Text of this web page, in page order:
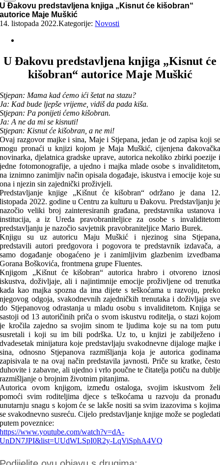
U Đakovu predstavljena knjiga „Kisnut će kišobran“
autorice Maje Muškić
14. listopada 2022.Kategorije:Novosti
U Đakovu predstavljena knjiga „Kisnut će
kišobran“ autorice Maje Muškić
Stjepan: Mama kad ćemo ići šetat na stazu?
Ja: Kad bude ljepše vrijeme, vidiš da pada kiša.
Stjepan: Pa ponijeti ćemo kišobran.
Ja: A ne da mi se kisnuti!
Stjepan: Kisnut će kišobran, a ne mi!
Ovaj razgovor majke i sina, Maje i Stjepana, jedan je od zapisa koji se
mogu pronaći u knjizi kojom je Maja Muškić, cijenjena đakovačka
novinarka, djelatnica gradske uprave, autorica nekoliko zbirki poezije i
jedne fotomonografije, a ujedno i majka mlade osobe s invaliditetom,
na iznimno zanimljiv način opisala događaje, iskustva i emocije koje su
ona i njezin sin zajednički proživjeli.
Predstavljanje knjige „Kišnut će kišobran“ održano je dana 12.
listopada 2022. godine u Centru za kulturu u Đakovu. Predstavljanju je
nazočio veliki broj zainteresiranih građana, predstavnika ustanova i
institucija, a iz Ureda pravobraniteljice za osobe s invaliditetom
predstavljanju je nazočio savjetnik pravobraniteljice Mario Burek.
Knjigu su uz autoricu Maju Muškić i njezinog sina Stjepana,
predstavili autori predgovora i pogovora te predstavnik izdavača, a
samo događanje obogaćeno je i zanimljivim glazbenim izvedbama
Gorana Boškovića, frontmena grupe Fluentes.
Knjigom „Kišnut će kišobran“ autorica hrabro i otvoreno iznosi
iskustva, doživljaje, ali i najintimnije emocije proživljene od trenutka
kada kao majka spozna da ima dijete s teškoćama u razvoju, preko
njegovog odgoja, svakodnevnih zajedničkih trenutaka i doživljaja sve
do Stjepanovog odrastanja u mladu osobu s invaliditetom. Knjiga se
sastoji od 13 autoričinih priča o svom iskustvu roditelja, o stazi kojom
je kročila zajedno sa svojim sinom te ljudima koje su na tom putu
susretali i koji su im bili podrška. Uz to, u knjizi je zabilježeno i
dvadesetak minijatura koje predstavljaju svakodnevne dijaloge majke i
sina, odnosno Stjepanova razmišljanja koja je autorica godinama
zapisivala te na ovaj način predstavila javnosti. Priče su kratke, često
duhovite i zabavne, ali ujedno i vrlo poučne te čitatelja potiču na dublje
razmišljanje o brojnim životnim pitanjima.
Autorica ovom knjigom, između ostaloga, svojim iskustvom želi
pomoći svim roditeljima djece s teškoćama u razvoju da pronađu
unutarnju snagu s kojom će se lakše nositi sa svim izazovima s kojima
se svakodnevno susreću. Cijelo predstavljanje knjige može se pogledati
putem poveznice:
https://www.youtube.com/watch?v=dA-
UnDN7JPI&list=UUdWLSpI0R2y-LqViSphA4VQ